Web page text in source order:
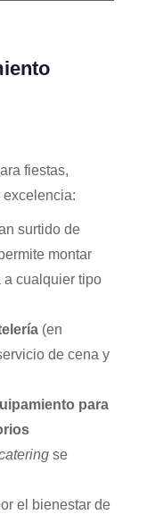
fiestas,
surtido de
montar
a cualquier tipo
(en
de cena y
para
se
el bienestar de